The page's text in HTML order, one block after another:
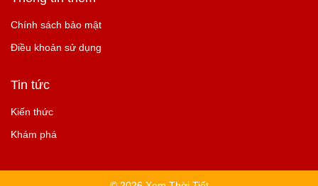
Chính sách bảo mật
Điều khoản sử dụng
Tin tức
Kiến thức
Khám phá